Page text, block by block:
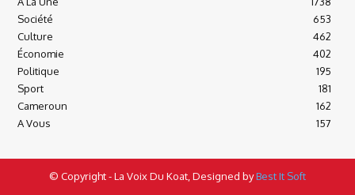
Société
653
Culture
462
Économie
402
Politique
195
Sport
181
Cameroun
162
A Vous
157
© Copyright - La Voix Du Koat, Designed byBest It Soft